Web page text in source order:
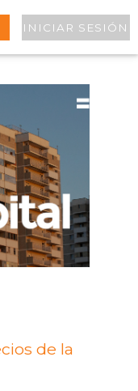
INICIAR SESIÓN
de la